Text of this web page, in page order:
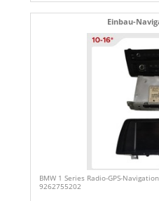
Einbau-
BMW 1 Series Radio-GPS-
9262755202